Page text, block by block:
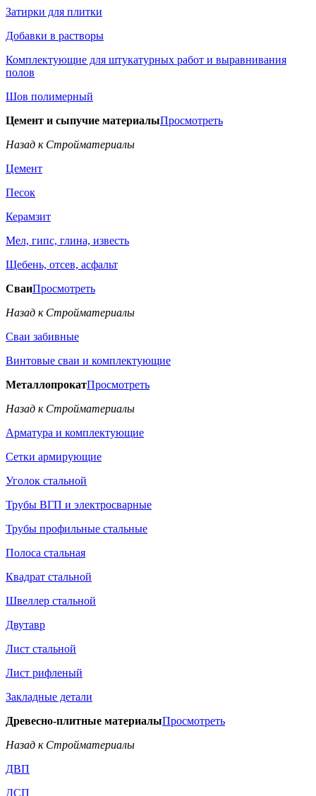
Затирки для плитки
Добавки в растворы
Комплектующие для штукатурных работ и выравнивания
полов
Шов полимерный
Цемент и сыпучие материалыПросмотреть
Назад к Стройматериалы
Цемент
Песок
Керамзит
Мел, гипс, глина, известь
Щебень, отсев, асфальт
СваиПросмотреть
Назад к Стройматериалы
Сваи забивные
Винтовые сваи и комплектующие
МеталлопрокатПросмотреть
Назад к Стройматериалы
Арматура и комплектующие
Сетки армирующие
Уголок стальной
Трубы ВГП и электросварные
Трубы профильные стальные
Полоса стальная
Квадрат стальной
Швеллер стальной
Двутавр
Лист стальной
Лист рифленый
Закладные детали
Древесно-плитные материалыПросмотреть
Назад к Стройматериалы
ДВП
ДСП